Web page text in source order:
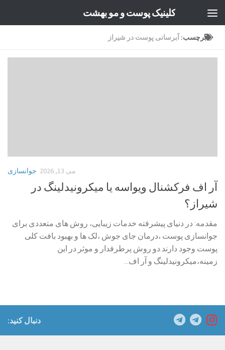
کلینیک پوست و مو بهشت
برچسب: آبرسانی پوست در شیراز
جوانسازی می 13, 2026
آر اف فرکشنال ویواسه یا میکرونیدلینگ در
شیراز؟
مقدمه: در دنیای پیشرفته خدمات زیبایی، روش های متعددی برای
جوانسازی پوست ،درمان جای جوش ،لک ها و بهبود بافت کلی
پوست وجود دارند.دو روش پرطرفدار و موثر در این
زمینه،میکرونیدلینگ و آر اف...
دنبال کنید: